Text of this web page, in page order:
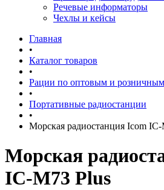
Речевые информаторы
Чехлы и кейсы
Главная
•
Каталог товаров
•
Рации по оптовым и
•
Портативные радиостанции
•
Морская радиостанция Icom IC-
Морская
IC-M73 Plus